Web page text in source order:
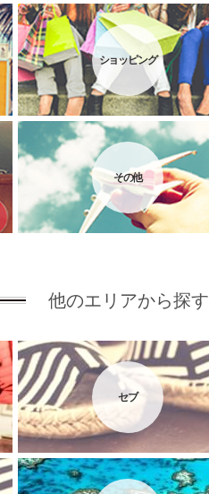
ショッピング
その他
他のエリアから探す
セブ